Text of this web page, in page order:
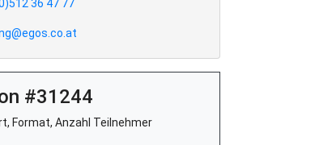
36 47 77
#31244
Format, Anzahl Teilnehmer